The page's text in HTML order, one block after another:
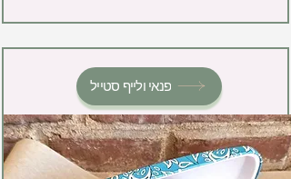
פנאי ולייף סטייל